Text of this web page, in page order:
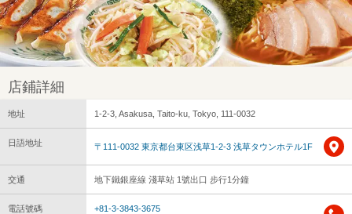
店鋪詳細
地址 1-2-3, Asakusa, Taito-ku, Tokyo, 111-0032
日語地址 〒111-0032 東京都台東区浅草1-2-3 浅草タウンホテル1F
交通 地下鐵銀座線 淺草站 1號出口 步行1分鐘
電話號碼
+81-3-3843-3675